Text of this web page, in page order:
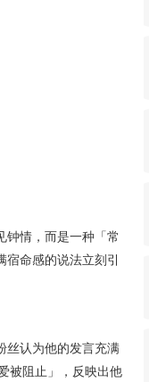
钟情，而是一种「常
命感的说法立刻引
丝认为他的发言充满
被阻止」，反映出他